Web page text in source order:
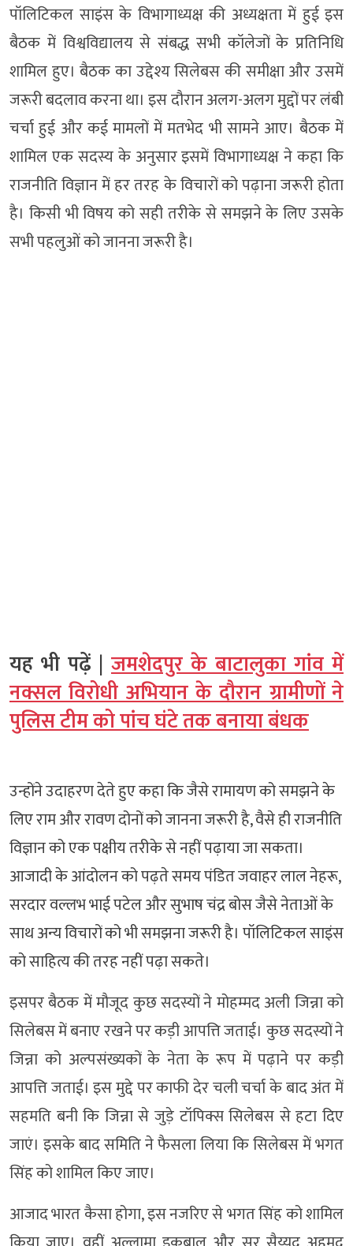
पॉलिटिकल साइंस के विभागाध्यक्ष की अध्यक्षता में हुई इस
बैठक में विश्वविद्यालय से संबद्ध सभी कॉलेजों के प्रतिनिधि
शामिल हुए। बैठक का उद्देश्य सिलेबस की समीक्षा और उसमें
जरूरी बदलाव करना था। इस दौरान अलग-अलग मुद्दों पर लंबी
चर्चा हुई और कई मामलों में मतभेद भी सामने आए। बैठक में
शामिल एक सदस्य के अनुसार इसमें विभागाध्यक्ष ने कहा कि
राजनीति विज्ञान में हर तरह के विचारों को पढ़ाना जरूरी होता
है। किसी भी विषय को सही तरीके से समझने के लिए उसके
सभी पहलुओं को जानना जरूरी है।
यह भी पढ़ें | जमशेदपुर के बाटालुका गांव में
नक्सल विरोधी अभियान के दौरान ग्रामीणों ने
पुलिस टीम को पांच घंटे तक बनाया बंधक
उन्होंने उदाहरण देते हुए कहा कि जैसे रामायण को समझने के
लिए राम और रावण दोनों को जानना जरूरी है, वैसे ही राजनीति
विज्ञान को एक पक्षीय तरीके से नहीं पढ़ाया जा सकता।
आजादी के आंदोलन को पढ़ते समय पंडित जवाहर लाल नेहरू,
सरदार वल्लभ भाई पटेल और सुभाष चंद्र बोस जैसे नेताओं के
साथ अन्य विचारों को भी समझना जरूरी है। पॉलिटिकल साइंस
को साहित्य की तरह नहीं पढ़ा सकते।
इसपर बैठक में मौजूद कुछ सदस्यों ने मोहम्मद अली जिन्ना को
सिलेबस में बनाए रखने पर कड़ी आपत्ति जताई। कुछ सदस्यों ने
जिन्ना को अल्पसंख्यकों के नेता के रूप में पढ़ाने पर कड़ी
आपत्ति जताई। इस मुद्दे पर काफी देर चली चर्चा के बाद अंत में
सहमति बनी कि जिन्ना से जुड़े टॉपिक्स सिलेबस से हटा दिए
जाएं। इसके बाद समिति ने फैसला लिया कि सिलेबस में भगत
सिंह को शामिल किए जाए।
आजाद भारत कैसा होगा, इस नजरिए से भगत सिंह को शामिल